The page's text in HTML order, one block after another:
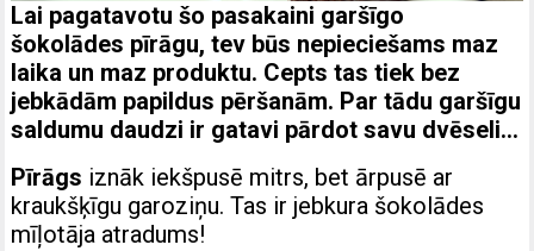
Lai pagatavotu šo pasakaini garšīgo
šokolādes pīrāgu, tev būs nepieciešams maz
laika un maz produktu. Cepts tas tiek bez
jebkādām papildus pēršanām. Par tādu garšīgu
saldumu daudzi ir gatavi pārdot savu dvēseli…
Pīrāgs iznāk iekšpusē mitrs, bet ārpusē ar
kraukšķīgu garoziņu. Tas ir jebkura šokolādes
mīļotāja atradums!